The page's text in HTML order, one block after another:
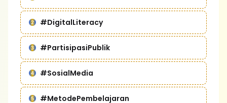
#DigitalLiteracy
#PartisipasiPublik
#SosialMedia
#MetodePembelajaran